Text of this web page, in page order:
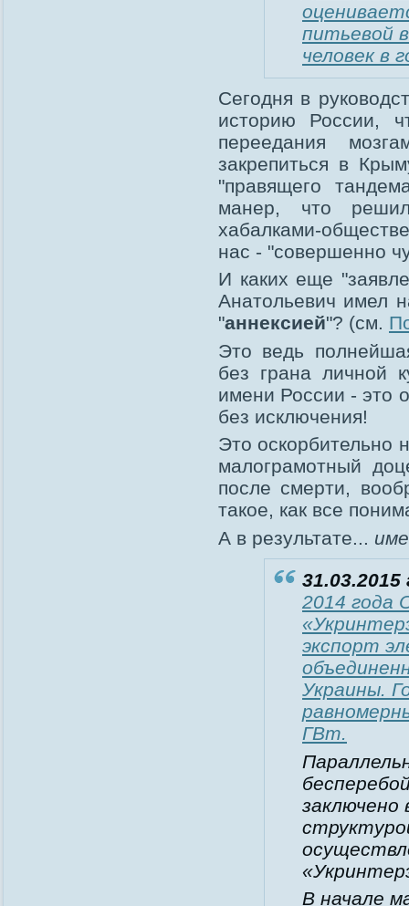
питьевой
человек в
Сегодня в
историю России,
переедания
закрепиться в
"правящего
манер, что
хабалками-
нас - "совершенно
И каких еще
Анатольевич имел
"аннексией"? (см.
Это ведь
без грана личной
имени России - это
без исключения!
Это оскорбительно
малограмотный
после смерти,
такое, как все
А в результате...
31.03.2015
2014 года
экспорт
Украины.
ГВт.
заключено
В начале